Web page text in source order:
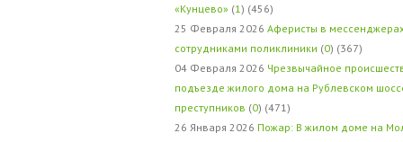
«Кунцево» (1 ) (456)
25 Февраля 2026 Аферисты в
сотрудниками поликлиники (0) (367)
04 Февраля 2026 Чрезвычайное
подъезде жилого дома на Рублевском
преступников (0) (471)
26 Января 2026 Пожар: В жилом доме на